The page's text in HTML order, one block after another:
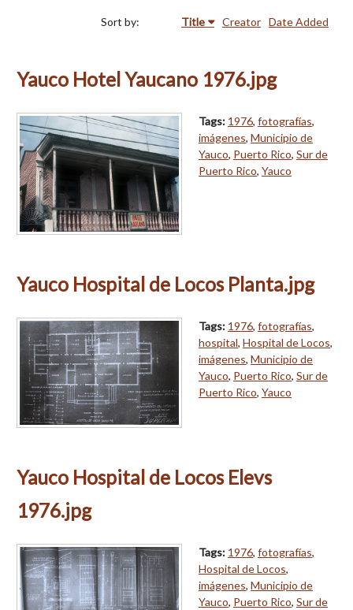
Sort by: Title Creator Date Added
Yauco Hotel Yaucano 1976.jpg
Tags: 1976, fotografías,
imágenes, Municipio de
Yauco, Puerto Rico, Sur de
Puerto Rico, Yauco
Yauco Hospital de Locos Planta.jpg
Tags: 1976, fotografías,
hospital, Hospital de Locos,
imágenes, Municipio de
Yauco, Puerto Rico, Sur de
Puerto Rico, Yauco
Yauco Hospital de Locos Elevs
1976.jpg
Tags: 1976, fotografías,
Hospital de Locos,
imágenes, Municipio de
Yauco, Puerto Rico, Sur de